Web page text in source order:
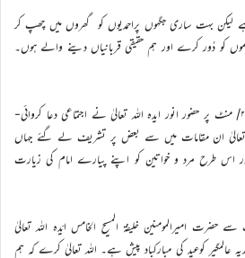
لیکن بہت ساری جگہوں پراحمدیوں کو گھروں میں چھپ کر
کو دُور کرے اور ہم حقیقی قربانیاں دینے والے ہوں۔
خطبہ ثانیہ کے بعد گیارہ بج کر ۲۷/ منٹ پر حضور انور ایدہ اللہ تعالیٰ نے اجتماعی دعا کروائی-
تعالیٰ ان مقامات میں سے بعض پر تشریف لے گئے جہاں
اور اس طرح مرد و خواتین کو اپنے پیارے امام کی زیارت
حضرت امیرالمومنین خلیفۃ المسیح الخامس ایّدہ اللہ تعالیٰ
عالمگیر کوعید کی مبارکباد پیش ہے۔ اللہ تعالیٰ کرے کہ ہم